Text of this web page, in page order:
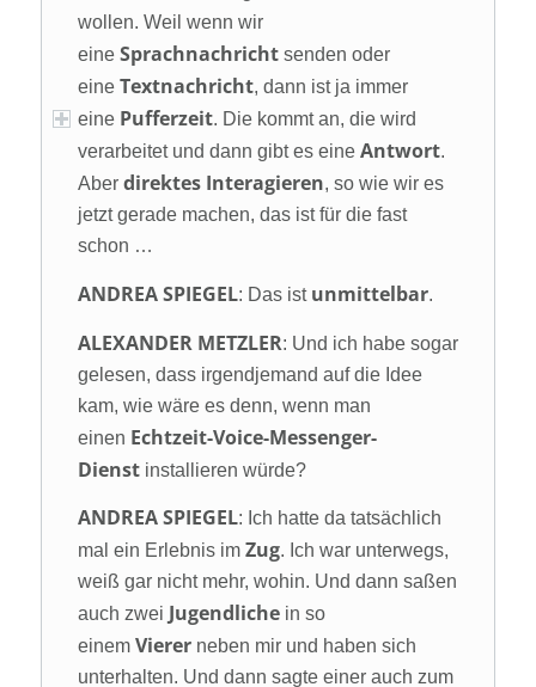
wollen. Weil wenn wir
eine Sprachnachrichtsenden oder
eine Textnachricht, dann ist ja immer
eine Pufferzeit. Die kommt an, die wird
verarbeitet und dann gibt es eine Antwort.
Aber direktes Interagieren, so wie wir es
jetzt gerade machen, das ist für die fast
schon …
ANDREA SPIEGEL: Das ist unmittelbar.
ALEXANDER METZLER: Und ich habe sogar
gelesen, dass irgendjemand auf die Idee
kam, wie wäre es denn, wenn man
einen Echtzeit-Voice-Messenger-
Dienstinstallieren würde?
ANDREA SPIEGEL: Ich hatte da tatsächlich
mal ein Erlebnis im Zug. Ich war unterwegs,
weiß gar nicht mehr, wohin. Und dann saßen
auch zwei Jugendlichein so
einem Viererneben mir und haben sich
unterhalten. Und dann sagte einer auch zum